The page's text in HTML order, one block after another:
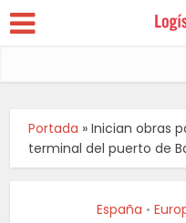
Portada »Inician obras
terminal del puerto de
España •